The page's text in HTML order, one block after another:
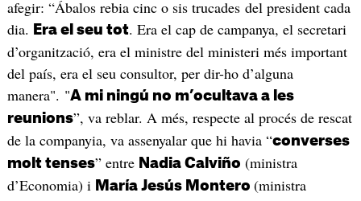
afegir: “Ábalos rebia cinc o sis trucades del president cada
dia.
Era el seu tot. Era el cap de campanya, el secretari
d’organització, era el ministre del ministeri més important
del país, era el seu consultor, per dir-ho d’alguna
manera". "A mi ningú no m’ocultava a les
reunions”, va reblar. A més, respecte al procés de rescat
de la companyia, va assenyalar que hi havia “converses
molt tenses” entre Nadia Calviño (ministra
d’Economia) i María Jesús Montero (ministra